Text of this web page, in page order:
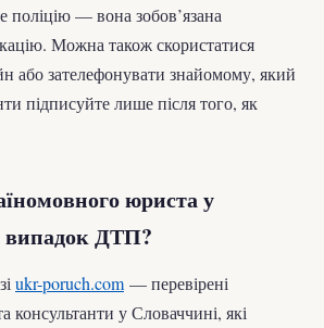
— вона зобов’язана
Можна також скористатися
або зателефонувати знайомому, який
підписуйте лише після того, як
юриста у
випадок ДТП?
ukr-poruch.com — перевірені
консультанти у Словаччині, які